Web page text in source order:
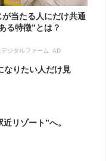
が当たる人にだけ共通
る特徴”とは？
デジタルファーム AD
なりたい人だけ見
リゾート”へ。